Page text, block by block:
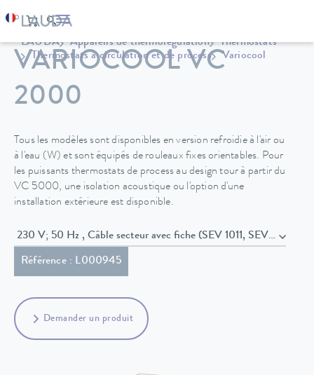
LAUDA Appareils de thermorégulation
Thermostats
Thermostats à circulation et de process
Variocool
VARIOCOOL VC
2000
Tous les modèles sont disponibles en version refroidie à l'air ou
à l'eau (W) et sont équipés de rouleaux fixes orientables. Pour
les puissants thermostats de process au design tour à partir du
VC 5000, une isolation acoustique ou l'option d'une
installation extérieure est disponible.
230 V; 50 Hz , Câble secteur avec fiche (SEV 1011, SEV 5934/2,
Référence : L000945
Demander un produit